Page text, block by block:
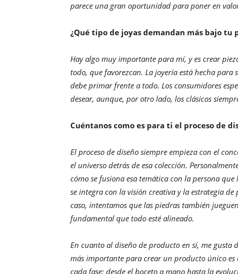
parece una gran oportunidad para poner en
¿Qué tipo de joyas demandan más bajo tu
Hay algo muy importante para mí, y es crear
todo, que favorezcan. La joyería está hecha
debe primar frente a todo. Los consumidores
desear, aunque, por otro lado, los clásicos
Cuéntanos como es para ti el proceso de
El proceso de diseño siempre empieza con el
el universo detrás de esa colección.
cómo se fusiona esa temática con la persona
se integra con la visión creativa y la estrategia
caso, intentamos que las piedras también
fundamental que todo esté alineado.
En cuanto al diseño de producto en sí, me gusta
más importante para crear un producto único es
cada fase: desde el boceto a mano hasta la